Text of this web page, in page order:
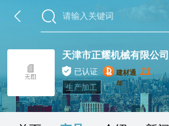
天津市正耀机械有限公司
已认证 建材通 11
年
生产加工